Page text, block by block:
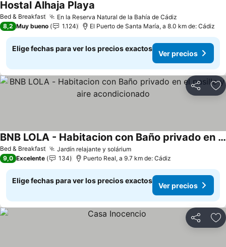
Bed & Breakfast En la Reserva Natural de la Bahía de Cádiz
Hostal Alhaja Playa
8,2 Muy bueno 1.124 El Puerto de Santa María, a 8.0 km de: Cádiz
Elige fechas para ver los precios exactos
Ver precios
Compartir
Bed & Breakfast Jardín relajante y solárium
BNB LOLA - Habitacion con Baño privado en el pasillo y aire acondicionado
9,0 Excelente 134 Puerto Real, a 9.7 km de: Cádiz
Elige fechas para ver los precios exactos
Ver precios
Compartir